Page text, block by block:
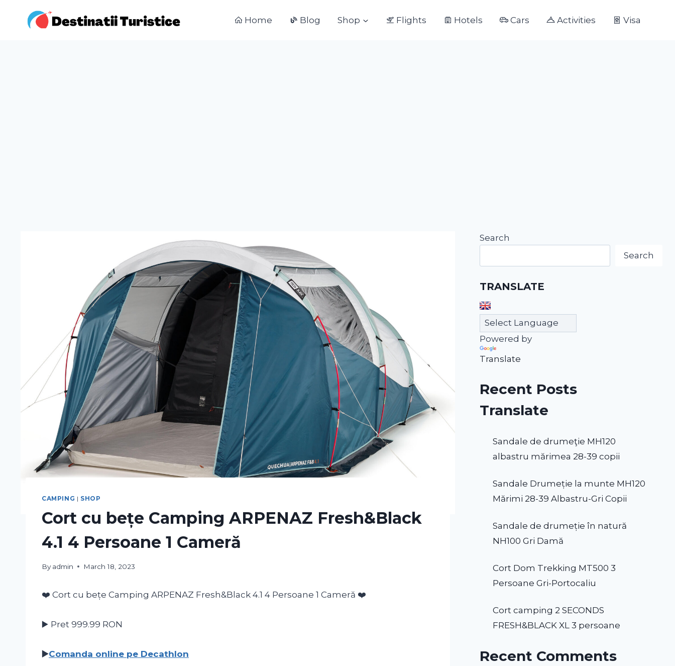
Home Blog Shop Flights Hotels Cars Activities Visa
CAMPING | SHOP
Cort cu bețe Camping ARPENAZ Fresh&Black
4.1 4 Persoane 1 Cameră
By admin March 18, 2023
❤️ Cort cu bețe Camping ARPENAZ Fresh&Black 4.1 4 Persoane 1 Cameră ❤️
▶️ Pret 999.99 RON
▶️Comanda online pe Decathlon
Search
Search
TRANSLATE
Powered by
Translate
Recent Posts
Translate
Sandale de drumeţie MH120
albastru mărimea 28-39 copii
Sandale Drumeție la munte MH120
Mărimi 28-39 Albastru-Gri Copii
Sandale de drumeție în natură
NH100 Gri Damă
Cort Dom Trekking MT500 3
Persoane Gri-Portocaliu
Cort camping 2 SECONDS
FRESH&BLACK XL 3 persoane
Recent Comments